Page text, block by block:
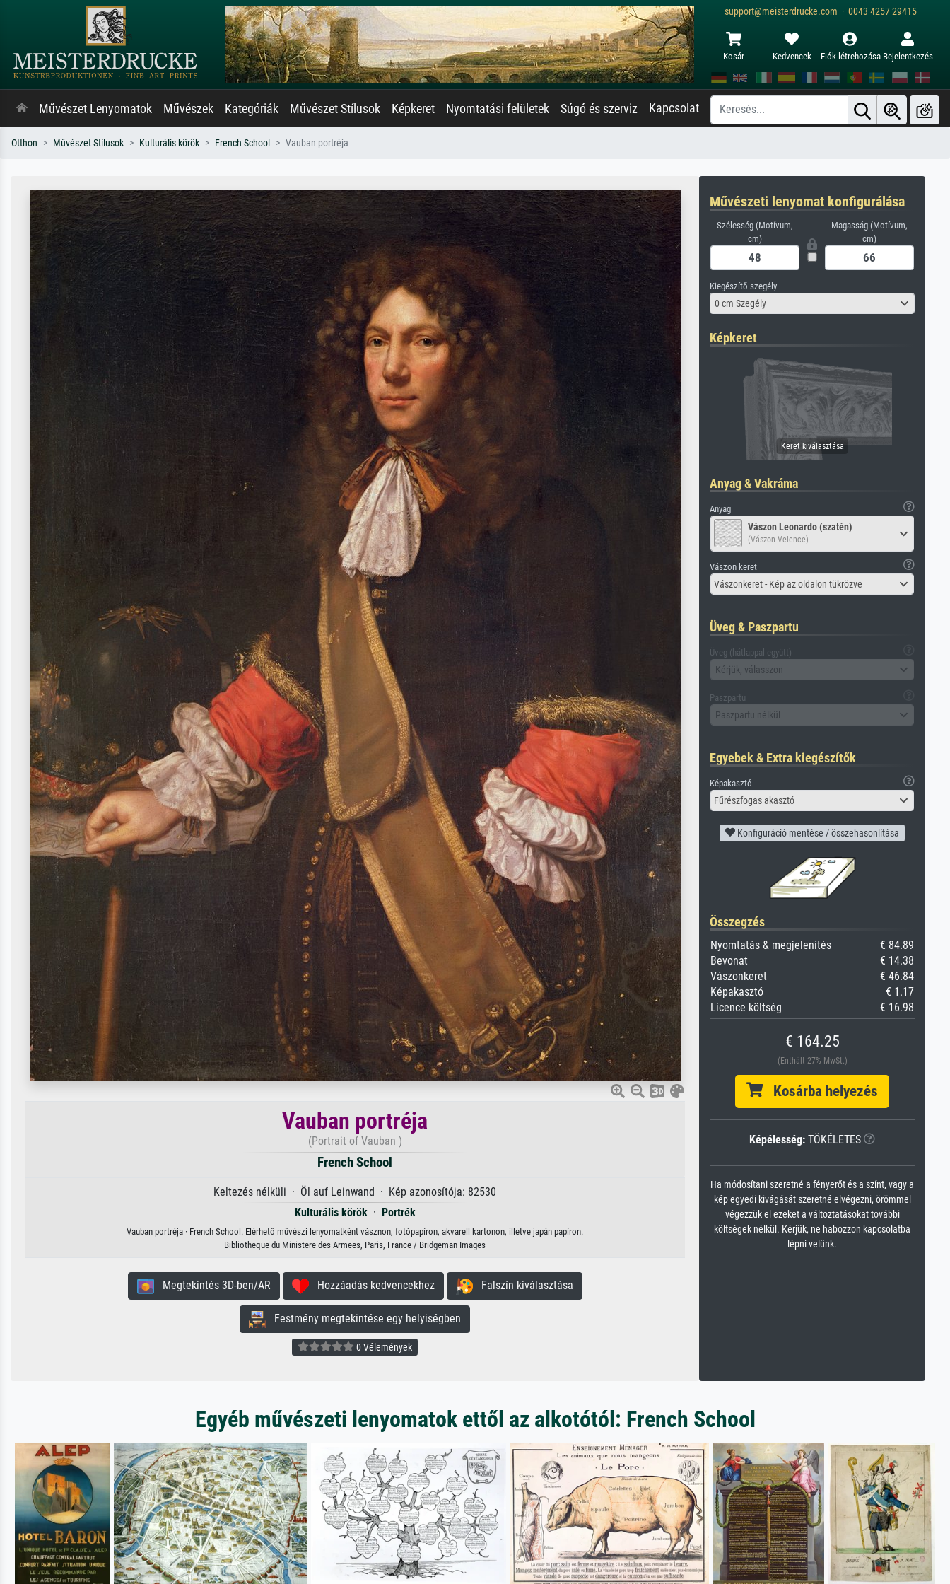
support@meisterdrucke.com · 0043 4257 29415
Kosár Kedvencek Fiók létrehozása Bejelentkezés
Művészet Lenyomatok Művészek Kategóriák Művészet Stílusok Képkeret Nyomtatási felületek Súgó és szerviz Kapcsolat
Otthon Művészet Stílusok Kulturális körök French School Vauban portréja
Vauban portréja
(Portrait of Vauban )
French School
Keltezés nélküli · Öl auf Leinwand · Kép azonosítója: 82530
Kulturális körök· Portrék
Vauban portréja · French School. Elérhető művészi lenyomatként vásznon, fotópapíron, akvarell kartonon, illetve japán papíron.
Bibliotheque du Ministere des Armees, Paris, France / Bridgeman Images
Megtekintés 3D-ben/AR Hozzáadás kedvencekhez Falszín kiválasztása
Festmény megtekintése egy helyiségben
0 Vélemények
Művészeti lenyomat konfigurálása
Szélesség (Motívum,
cm)
Magasság (Motívum,
cm)
Kiegészítő szegély
0 cm Szegély
Képkeret
Anyag & Vakráma
Anyag
Vászon Leonardo (szatén)
(Vászon Velence)
Vászon keret
Vászonkeret - Kép az oldalon tükrözve
Üveg & Paszpartu
Üveg (hátlappal együtt)
Kérjük, válasszon
Paszpartu
Paszpartu nélkül
Egyebek & Extra kiegészítők
Képakasztó
Fűrészfogas akasztó
Konfiguráció mentése / összehasonlítása
Összegzés
Nyomtatás & megjelenítés
€ 84.89
Bevonat
€ 14.38
Vászonkeret
€ 46.84
Képakasztó
€ 1.17
Licence költség
€ 16.98
€ 164.25
(Enthält 27% MwSt.)
Kosárba helyezés
Képélesség: TÖKÉLETES
Ha módosítani szeretné a fényerőt és a színt, vagy a
kép egyedi kivágását szeretné elvégezni, örömmel
végezzük el ezeket a változtatásokat további
költségek nélkül. Kérjük, ne habozzon kapcsolatba
lépni velünk.
Egyéb művészeti lenyomatok ettől az alkotótól: French School